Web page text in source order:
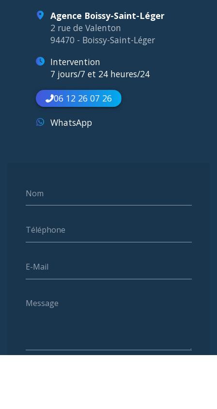
Nom
Téléphone
E-Mail
Message
Agence Boissy-Saint-Léger
2 rue de Valenton
94470 - Boissy-Saint-Léger
Intervention
7 jours/7 et 24 heures/24
06 12 26 07 26
WhatsApp